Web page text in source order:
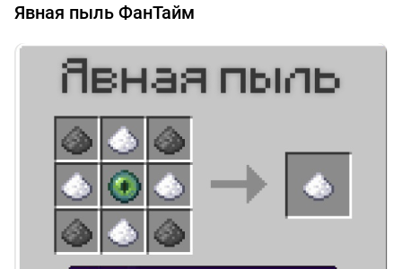
Явная пыль ФанТайм